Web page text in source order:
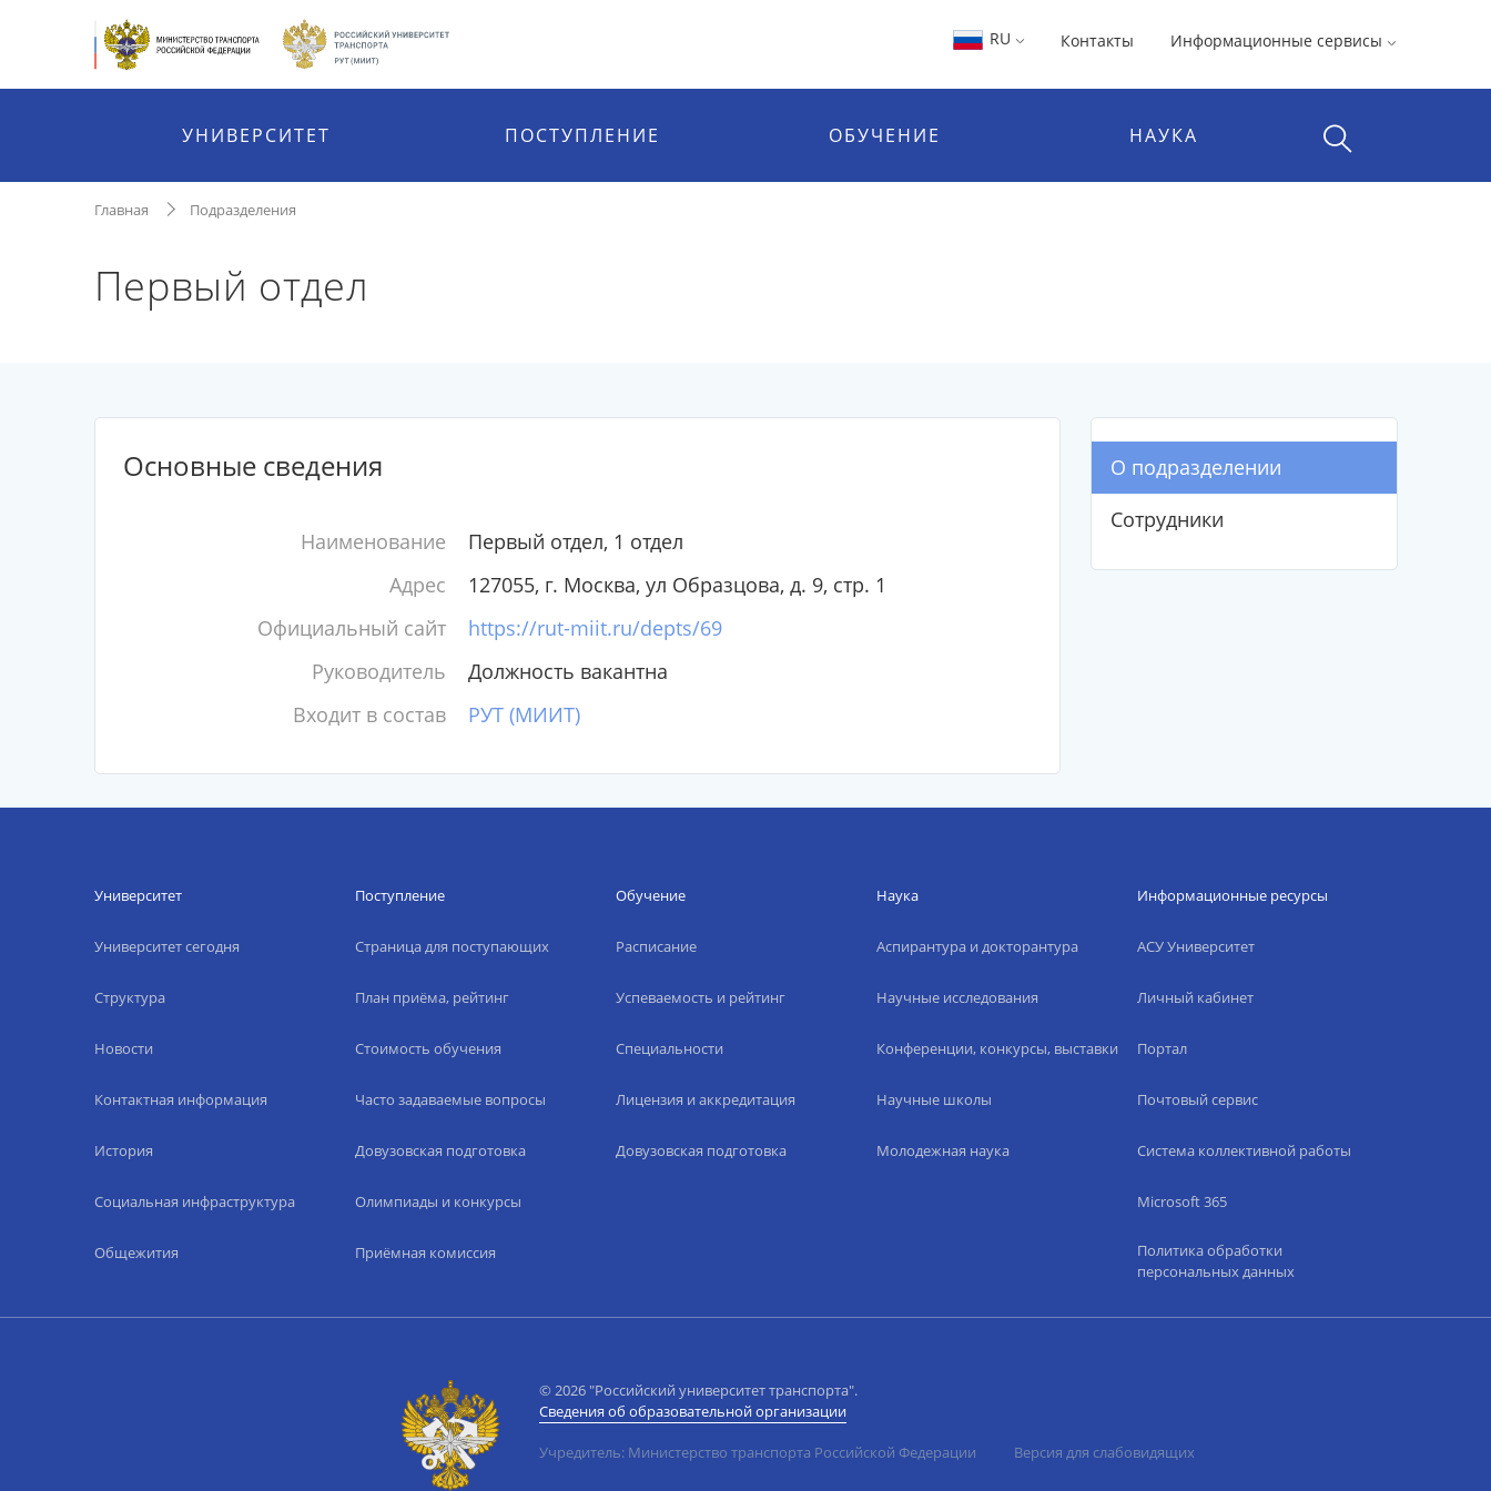
RU Контакты Информационные сервисы
УНИВЕРСИТЕТ ПОСТУПЛЕНИЕ ОБУЧЕНИЕ НАУКА
Главная Подразделения
Первый отдел
Основные сведения
Наименование
Первый отдел, 1 отдел
Адрес
127055, г. Москва, ул Образцова, д. 9, стр. 1
Официальный сайт
https://rut-miit.ru/depts/69
Руководитель
Должность вакантна
Входит в состав
РУТ (МИИТ)
О подразделении
Сотрудники
Университет
Университет сегодня
Структура
Новости
Контактная информация
История
Социальная инфраструктура
Общежития
Поступление
Страница для поступающих
План приёма, рейтинг
Стоимость обучения
Часто задаваемые вопросы
Довузовская подготовка
Олимпиады и конкурсы
Приёмная комиссия
Обучение
Расписание
Успеваемость и рейтинг
Специальности
Лицензия и аккредитация
Довузовская подготовка
Наука
Аспирантура и докторантура
Научные исследования
Конференции, конкурсы, выставки
Научные школы
Молодежная наука
Информационные ресурсы
АСУ Университет
Личный кабинет
Портал
Почтовый сервис
Система коллективной работы
Microsoft 365
Политика обработки
персональных данных
© 2026 "Российский университет транспорта".
Сведения об образовательной организации
Учредитель: Министерство транспорта Российской Федерации Версия для слабовидящих